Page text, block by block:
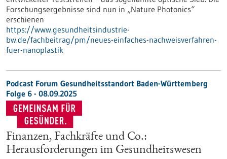
Forschungsergebnisse sind nun in „Nature Photonics“
erschienen
https://www.gesundheitsindustrie-
bw.de/fachbeitrag/pm/neues-einfaches-nachweisverfahren-
fuer-nanoplastik
Podcast Forum Gesundheitsstandort Baden-Württemberg
Folge 6 - 08.09.2025
Finanzen, Fachkräfte und Co.:
Herausforderungen im Gesundheitswesen